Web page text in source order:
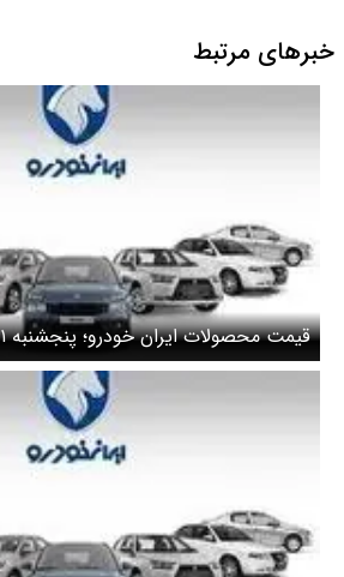
خبرهای مرتبط
قیمت محصولات ایران خودرو؛ پنجشنبه ۱۱ اردیبهشت